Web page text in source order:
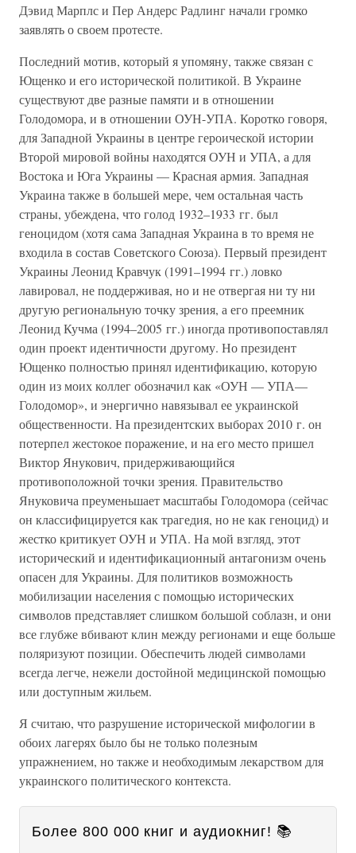
Дэвид Марплс и Пер Андерс Радлинг начали громко
заявлять о своем протесте.
Последний мотив, который я упомяну, также связан с
Ющенко и его исторической политикой. В Украине
существуют две разные памяти и в отношении
Голодомора, и в отношении ОУН-УПА. Коротко говоря,
для Западной Украины в центре героической истории
Второй мировой войны находятся ОУН и УПА, а для
Востока и Юга Украины — Красная армия. Западная
Украина также в большей мере, чем остальная часть
страны, убеждена, что голод 1932–1933 гг. был
геноцидом (хотя сама Западная Украина в то время не
входила в состав Советского Союза). Первый президент
Украины Леонид Кравчук (1991–1994 гг.) ловко
лавировал, не поддерживая, но и не отвергая ни ту ни
другую региональную точку зрения, а его преемник
Леонид Кучма (1994–2005 гг.) иногда противопоставлял
один проект идентичности другому. Но президент
Ющенко полностью принял идентификацию, которую
один из моих коллег обозначил как «ОУН — УПА—
Голодомор», и энергично навязывал ее украинской
общественности. На президентских выборах 2010 г. он
потерпел жестокое поражение, и на его место пришел
Виктор Янукович, придерживающийся
противоположной точки зрения. Правительство
Януковича преуменьшает масштабы Голодомора (сейчас
он классифицируется как трагедия, но не как геноцид) и
жестко критикует ОУН и УПА. На мой взгляд, этот
исторический и идентификационный антагонизм очень
опасен для Украины. Для политиков возможность
мобилизации населения с помощью исторических
символов представляет слишком большой соблазн, и они
все глубже вбивают клин между регионами и еще больше
поляризуют позиции. Обеспечить людей символами
всегда легче, нежели достойной медицинской помощью
или доступным жильем.
Я считаю, что разрушение исторической мифологии в
обоих лагерях было бы не только полезным
упражнением, но также и необходимым лекарством для
украинского политического контекста.
Более 800 000 книг и аудиокниг! 📚